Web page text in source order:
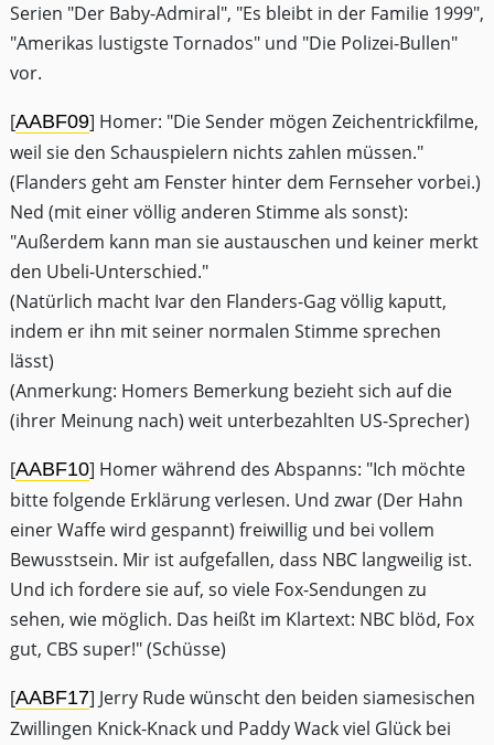
Serien "Der Baby-Admiral", "Es bleibt in der Familie 1999",
"Amerikas lustigste Tornados" und "Die Polizei-Bullen"
vor.
[AABF09] Homer: "Die Sender mögen Zeichentrickfilme,
weil sie den Schauspielern nichts zahlen müssen."
(Flanders geht am Fenster hinter dem Fernseher vorbei.)
Ned (mit einer völlig anderen Stimme als sonst):
"Außerdem kann man sie austauschen und keiner merkt
den Ubeli-Unterschied."
(Natürlich macht Ivar den Flanders-Gag völlig kaputt,
indem er ihn mit seiner normalen Stimme sprechen
lässt)
(Anmerkung: Homers Bemerkung bezieht sich auf die
(ihrer Meinung nach) weit unterbezahlten US-Sprecher)
[AABF10] Homer während des Abspanns: "Ich möchte
bitte folgende Erklärung verlesen. Und zwar (Der Hahn
einer Waffe wird gespannt) freiwillig und bei vollem
Bewusstsein. Mir ist aufgefallen, dass NBC langweilig ist.
Und ich fordere sie auf, so viele Fox-Sendungen zu
sehen, wie möglich. Das heißt im Klartext: NBC blöd, Fox
gut, CBS super!" (Schüsse)
[AABF17] Jerry Rude wünscht den beiden siamesischen
Zwillingen Knick-Knack und Paddy Wack viel Glück bei